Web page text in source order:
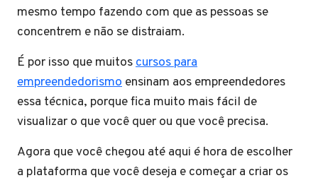
mesmo tempo fazendo com que as pessoas se
concentrem e não se distraiam.
É por isso que muitoscursos para
empreendedorismo ensinam aos empreendedores
essa técnica, porque fica muito mais fácil de
visualizar o que você quer ou que você precisa.
Agora que você chegou até aqui é hora de escolher
a plataforma que você deseja e começar a criar os